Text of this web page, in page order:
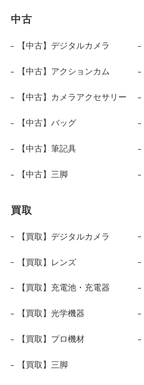
中古
【中古】デジタルカメラ
【中古】アクションカム
【中古】カメラアクセサリー
【中古】バッグ
【中古】筆記具
【中古】三脚
買取
【買取】デジタルカメラ
【買取】レンズ
【買取】充電池・充電器
【買取】光学機器
【買取】プロ機材
【買取】三脚